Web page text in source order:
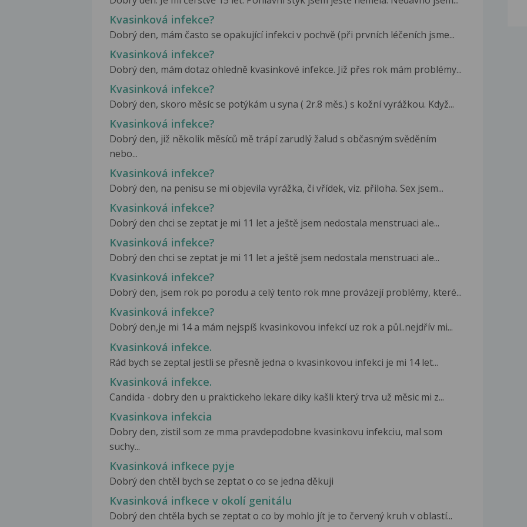
Kvasinková infekce?
Dobrý den, mám často se opakující infekci v pochvě (při prvních léčeních jsme...
Kvasinková infekce?
Dobrý den, mám dotaz ohledně kvasinkové infekce. Již přes rok mám problémy...
Kvasinková infekce?
Dobrý den, skoro měsíc se potýkám u syna ( 2r.8 měs.) s kožní vyrážkou. Když...
Kvasinková infekce?
Dobrý den, již několik měsíců mě trápí zarudlý žalud s občasným svěděním
nebo...
Kvasinková infekce?
Dobrý den, na penisu se mi objevila vyrážka, či vřídek, viz. přiloha. Sex jsem...
Kvasinková infekce?
Dobrý den chci se zeptat je mi 11 let a ještě jsem nedostala menstruaci ale...
Kvasinková infekce?
Dobrý den chci se zeptat je mi 11 let a ještě jsem nedostala menstruaci ale...
Kvasinková infekce?
Dobrý den, jsem rok po porodu a celý tento rok mne provázejí problémy, které...
Kvasinková infekce?
Dobrý den,je mi 14 a mám nejspíš kvasinkovou infekcí uz rok a půl..nejdřív mi...
Kvasinková infekce.
Rád bych se zeptal jestli se přesně jedna o kvasinkovou infekci je mi 14 let...
Kvasinková infekce.
Candida - dobry den u praktickeho lekare diky kašli který trva už měsic mi z...
Kvasinkova infekcia
Dobry den, zistil som ze mma pravdepodobne kvasinkovu infekciu, mal som
suchy...
Kvasinková infkece pyje
Dobrý den chtěl bych se zeptat o co se jedna děkuji
Kvasinková infkece v okolí genitálu
Dobrý den chtěla bych se zeptat o co by mohlo jít je to červený kruh v oblastí...